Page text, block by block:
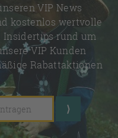
VIP News
kostenlos wertvolle
Insidertips rund um
VIP Kunden
Rabattaktionen